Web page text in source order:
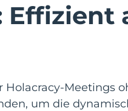
Effizient
Meetings
um die